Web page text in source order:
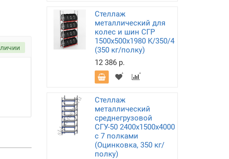
Стеллаж
металлический для
колес и шин СГР
1500х500х1980 K/350/4
(350 кг/полку)
12 386 р.
Стеллаж
металлический
среднегрузовой
СГУ-50 2400х1500х4000
с 7 полками
(Оцинковка, 350 кг/
полку)